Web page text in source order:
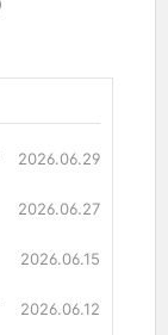
2026.06.29
2026.06.27
2026.06.15
2026.06.12